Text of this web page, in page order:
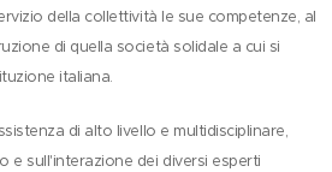
della collettività le sue competenze, al
di quella società solidale a cui si
italiana.
di alto livello e multidisciplinare,
e sull'interazione dei diversi esperti